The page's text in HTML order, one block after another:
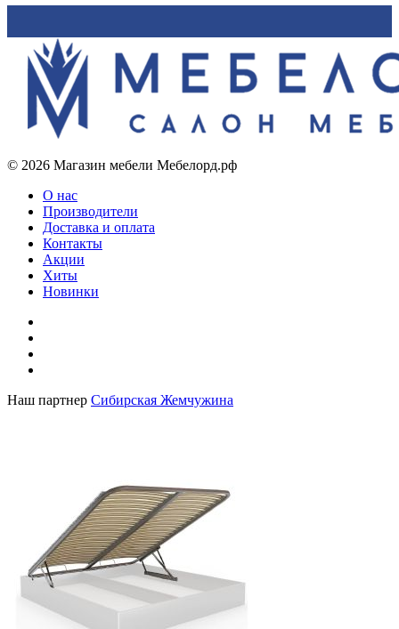
© 2026 Магазин мебели Мебелорд.рф
О нас
Производители
Доставка и оплата
Контакты
Акции
Хиты
Новинки
Наш партнер Сибирская Жемчужина